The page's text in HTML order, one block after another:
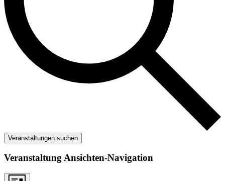
Veranstaltungen suchen
Veranstaltung Ansichten-Navigation